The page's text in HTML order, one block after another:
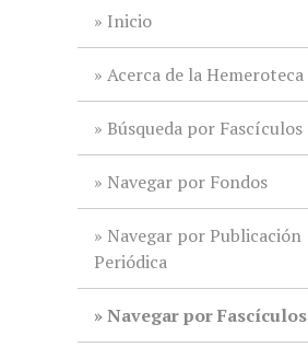
Inicio
Acerca de la Hemeroteca
Búsqueda por Fascículos
Navegar por Fondos
Navegar por Publicación
Periódica
Navegar por Fascículos